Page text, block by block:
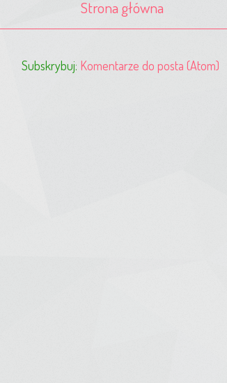
Strona główna
Subskrybuj: Komentarze do posta (Atom)